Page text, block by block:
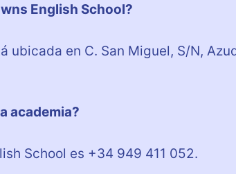
English School?
ubicada en C. San Miguel, S/N,
academia?
School es +34 949 411 052.